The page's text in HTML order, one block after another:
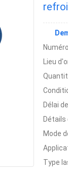
Lieu
Délai
Détails
Mode
Type